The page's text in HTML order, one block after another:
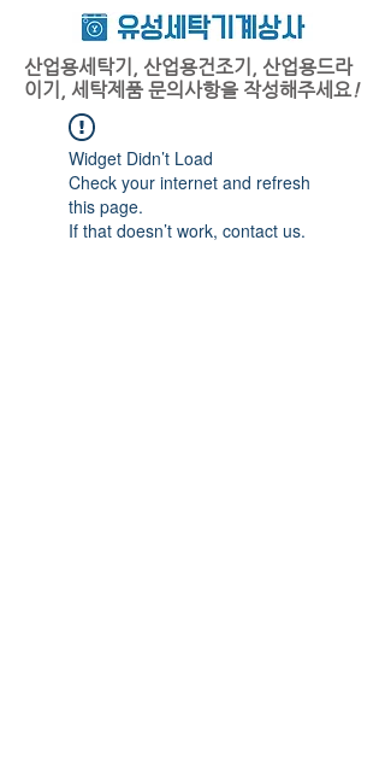
산업용세탁기, 산업용건조기, 산업용드라
이기, 세탁제품 문의사항을 작성해주세요!
Widget Didn’t Load
Check your internet and refresh
this page.
If that doesn’t work, contact us.